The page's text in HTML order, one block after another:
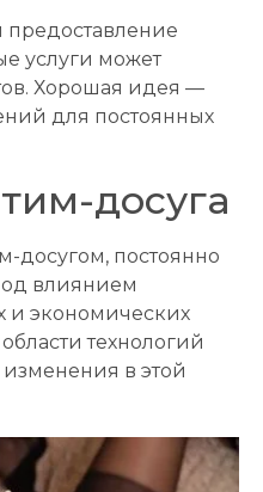
услуги может
Хорошая идея —
для постоянных
досуга
досугом, постоянно
влиянием
и экономических
технологий
в этой